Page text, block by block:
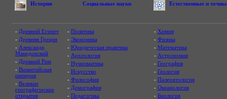
История Социальные науки Естественные и
- Древний Египет
- Древняя Греция
- Александр
Македонский
- Древний Рим
- Византийская
империя
- Великие
географические
открытия
- Политика
- Экономика
- Юридическая практика
- Археология
- Нумизматика
- Искусство
- Философия
- Демография
- Педагогика
- Химия
- Физика
- Математика
- Астрономия
- География
- Геология
- Палеонтология
- Океанология
- Биология